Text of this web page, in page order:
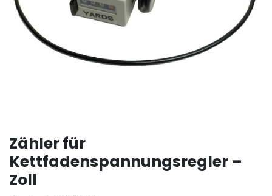
Zähler für
Kettfadenspannungsregler –
Zoll